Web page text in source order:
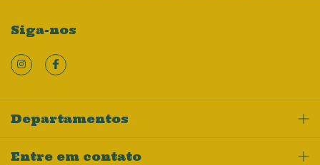
Siga-nos
Departamentos
Entre em contato